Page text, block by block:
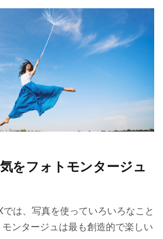
をフォトモンタージュ
は、写真を使っていろいろなこと
ンタージュは最も創造的で楽しい